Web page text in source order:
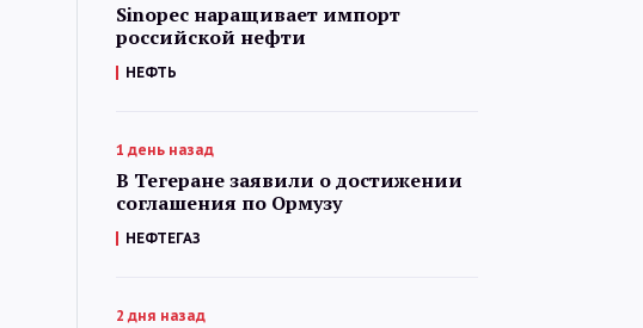
Sinopec наращивает импорт
российской нефти
НЕФТЬ
1 день назад
В Тегеране заявили о достижении
соглашения по Ормузу
НЕФТЕГАЗ
2 дня назад